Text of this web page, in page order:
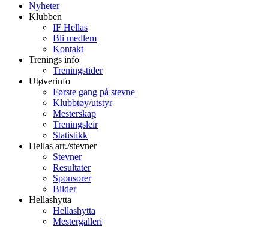
Nyheter
Klubben
IF Hellas
Bli medlem
Kontakt
Trenings info
Treningstider
Utøverinfo
Første gang på stevne
Klubbtøy/utstyr
Mesterskap
Treningsleir
Statistikk
Hellas arr./stevner
Stevner
Resultater
Sponsorer
Bilder
Hellashytta
Hellashytta
Mestergalleri